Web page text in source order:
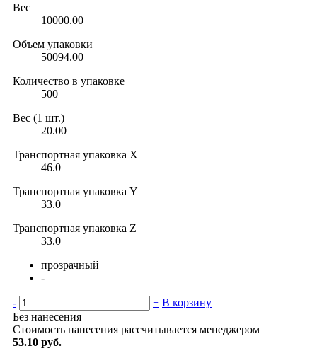
Вес
10000.00
Объем упаковки
50094.00
Количество в упаковке
500
Вес (1 шт.)
20.00
Транспортная упаковка X
46.0
Транспортная упаковка Y
33.0
Транспортная упаковка Z
33.0
прозрачный
-
- + В корзину
Без нанесения
Стоимость нанесения рассчитывается менеджером
53.10 руб.